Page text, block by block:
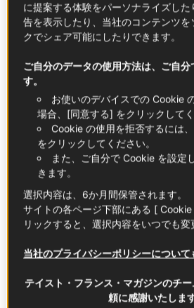
温かいシェーヴルチーズのサラダ
もっと見る
アペリティ
本場仕込みのアペロタイム、体
おうちごはん
に提案する体験をパーソナライズし
告を表示したり、当社のコンテンツ
クでシェア可能にしたりできます。
ご自分のデータの使用方法は、ご自分
す。
お使いのデバイスでの Cookie
場合、[同意する] をクリックしてく
Cookie の使用を拒否するには
をクリックしてください。
また、ご自分で Cookie を設定
きます。
選択内容は、6か月間保管されます。
サイトの各ページ下部にある [
リックすると、選択内容をいつでも変
当社のプライバシーポリシーについて
テイスト・フランス・マガジンのチ
頼に感謝いたします